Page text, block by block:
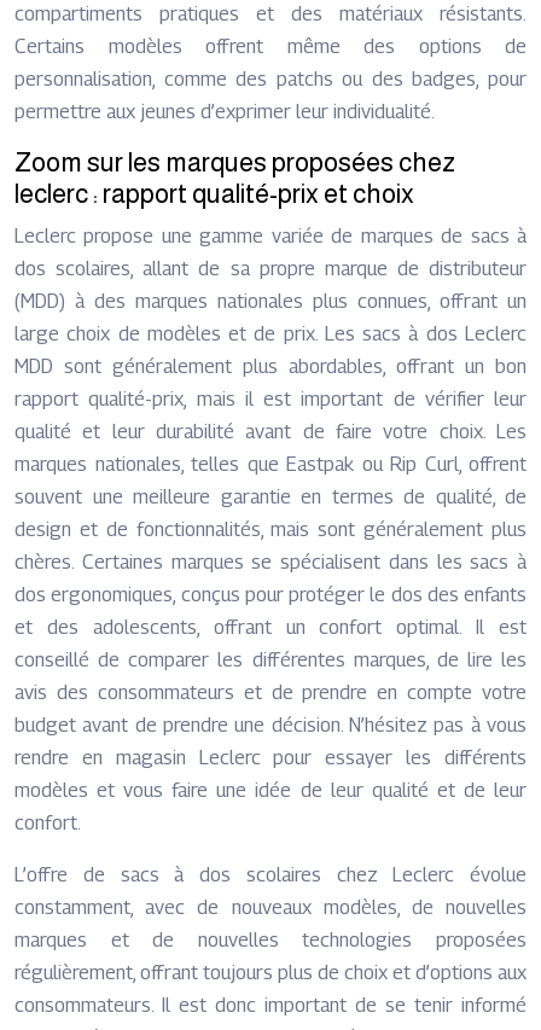
compartiments pratiques et des matériaux résistants.
Certains modèles offrent même des options de
personnalisation, comme des patchs ou des badges, pour
permettre aux jeunes d’exprimer leur individualité.
Zoom sur les marques proposées chez
leclerc : rapport qualité-prix et choix
Leclerc propose une gamme variée de marques de sacs à
dos scolaires, allant de sa propre marque de distributeur
(MDD) à des marques nationales plus connues, offrant un
large choix de modèles et de prix. Les sacs à dos Leclerc
MDD sont généralement plus abordables, offrant un bon
rapport qualité-prix, mais il est important de vérifier leur
qualité et leur durabilité avant de faire votre choix. Les
marques nationales, telles que Eastpak ou Rip Curl, offrent
souvent une meilleure garantie en termes de qualité, de
design et de fonctionnalités, mais sont généralement plus
chères. Certaines marques se spécialisent dans les sacs à
dos ergonomiques, conçus pour protéger le dos des enfants
et des adolescents, offrant un confort optimal. Il est
conseillé de comparer les différentes marques, de lire les
avis des consommateurs et de prendre en compte votre
budget avant de prendre une décision. N’hésitez pas à vous
rendre en magasin Leclerc pour essayer les différents
modèles et vous faire une idée de leur qualité et de leur
confort.
L’offre de sacs à dos scolaires chez Leclerc évolue
constamment, avec de nouveaux modèles, de nouvelles
marques et de nouvelles technologies proposées
régulièrement, offrant toujours plus de choix et d’options aux
consommateurs. Il est donc important de se tenir informé